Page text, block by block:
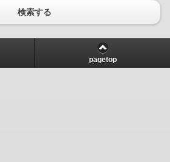
検索する
pagetop